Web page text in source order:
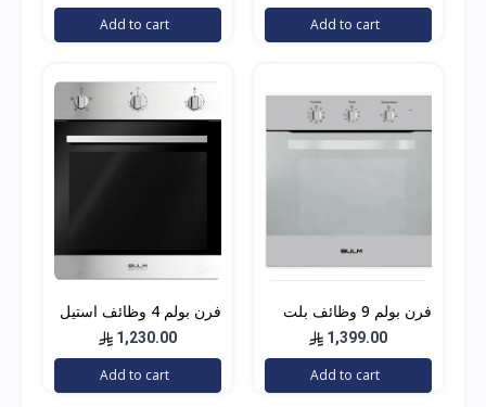
Add to cart
Add to cart
فرن بولم 9 وظائف بلت
ان شريط مطلي BL111-
624
1,399.00
Add to cart
فرن بولم 4 وظائف استيل
- إيطالي1,230.00
Add to cart